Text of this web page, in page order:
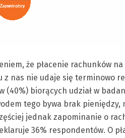
że płacenie rachunków
z nas nie udaje się terminowo
biorących udział w
tego bywa brak pieniędzy,
jednak zapominanie o
36% respondentów. O